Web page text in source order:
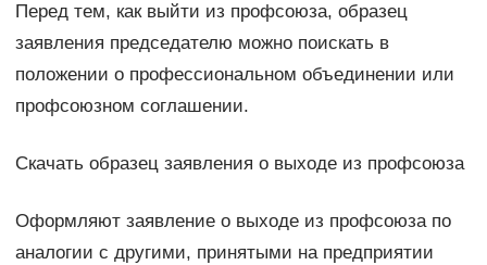
Перед тем, как выйти из профсоюза, образец
заявления председателю можно поискать в
положении о профессиональном объединении или
профсоюзном соглашении.
Скачать образец заявления о выходе из профсоюза
Оформляют заявление о выходе из профсоюза по
аналогии с другими, принятыми на предприятии